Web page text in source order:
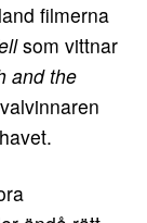
filmerna
som vittnar
and the